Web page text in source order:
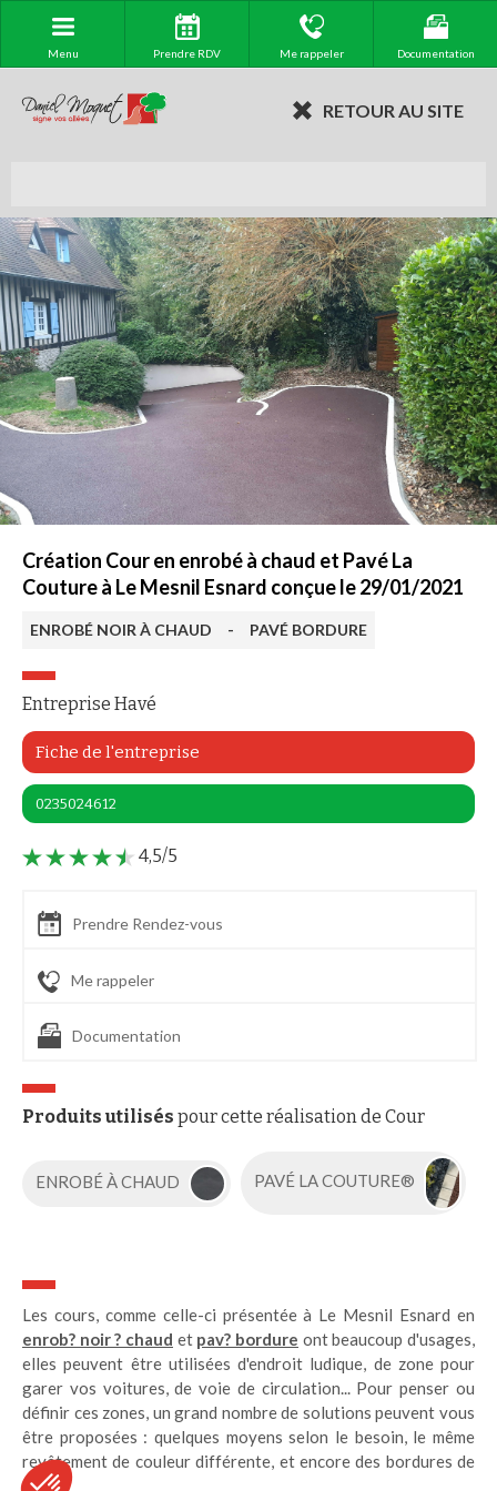
Menu Prendre RDV Me rappeler Documentation
RETOUR AU SITE
Création Cour en enrobé à chaud et Pavé La
Couture à Le Mesnil Esnard conçue le 29/01/2021
ENROBÉ NOIR À CHAUD - PAVÉ BORDURE
Entreprise Havé
Fiche de l'entreprise
0235024612
4,5/5
Prendre Rendez-vous
Me rappeler
Documentation
Produits utilisés pour cette réalisation de Cour
ENROBÉ À CHAUD PAVÉ LA COUTURE®
Les cours, comme celle-ci présentée à Le Mesnil Esnard en
enrob? noir ? chaud et pav? bordure ont beaucoup d'usages,
elles peuvent être utilisées d'endroit ludique, de zone pour
garer vos voitures, de voie de circulation... Pour penser ou
définir ces zones, un grand nombre de solutions peuvent vous
être proposées : quelques moyens selon le besoin, le même
revêtement de couleur différente, et encore des bordures de
pavés.